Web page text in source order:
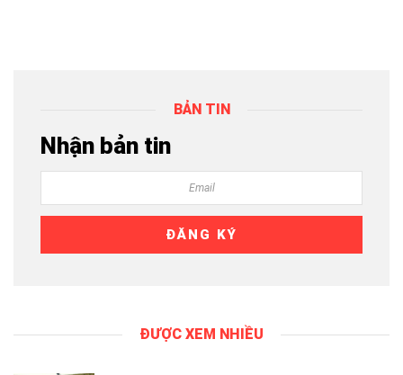
BẢN TIN
Nhận bản tin
ĐƯỢC XEM NHIỀU